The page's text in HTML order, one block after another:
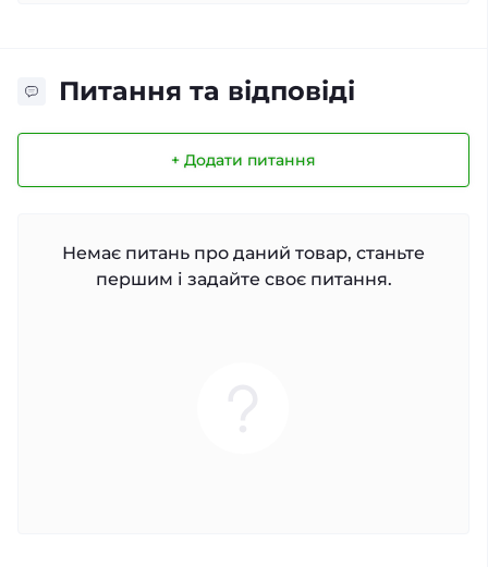
Питання та відповіді
+ Додати питання
Немає питань про даний товар, станьте
першим і задайте своє питання.